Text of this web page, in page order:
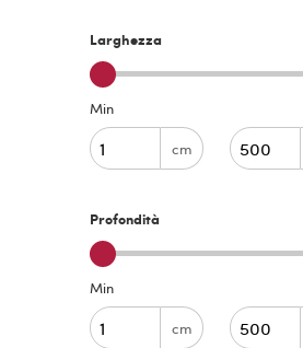
Larghezza
Min
cm
Profondità
Min
cm